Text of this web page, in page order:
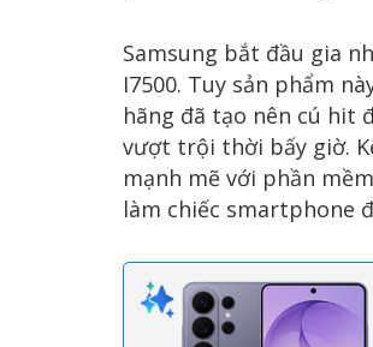
Samsung bắt đầu gia
I7500. Tuy sản phẩm
hãng đã tạo nên cú hit
vượt trội thời bấy giờ.
mạnh mẽ với phần
làm chiếc smartphone